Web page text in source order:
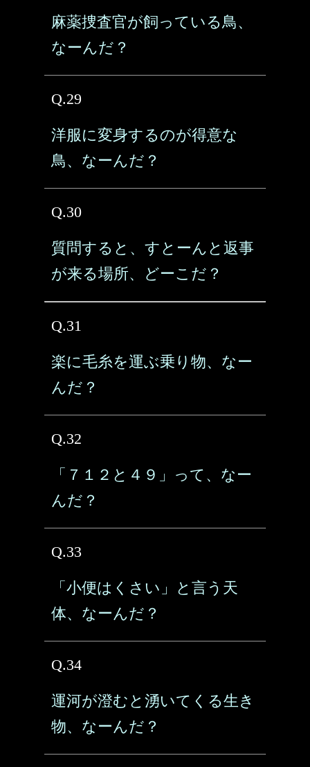
麻薬捜査官が飼っている鳥、
なーんだ？
Q.29
洋服に変身するのが得意な
鳥、なーんだ？
Q.30
質問すると、すとーんと返事
が来る場所、どーこだ？
Q.31
楽に毛糸を運ぶ乗り物、なー
んだ？
Q.32
「７１２と４９」って、なー
んだ？
Q.33
「小便はくさい」と言う天
体、なーんだ？
Q.34
運河が澄むと湧いてくる生き
物、なーんだ？